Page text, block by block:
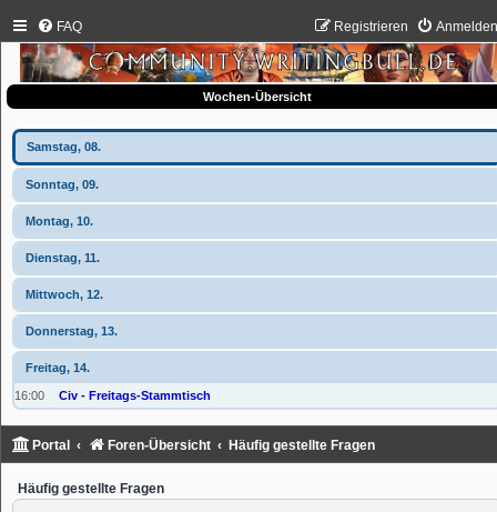
FAQ Registrieren
Wochen-Übersicht
Samstag, 08.
Sonntag, 09.
Montag, 10.
Dienstag, 11.
Mittwoch, 12.
Donnerstag, 13.
Freitag, 14.
16:00 Civ - Freitags-Stammtisch
Portal Foren-Übersicht Häufig gestellte Fragen
Häufig gestellte Fragen